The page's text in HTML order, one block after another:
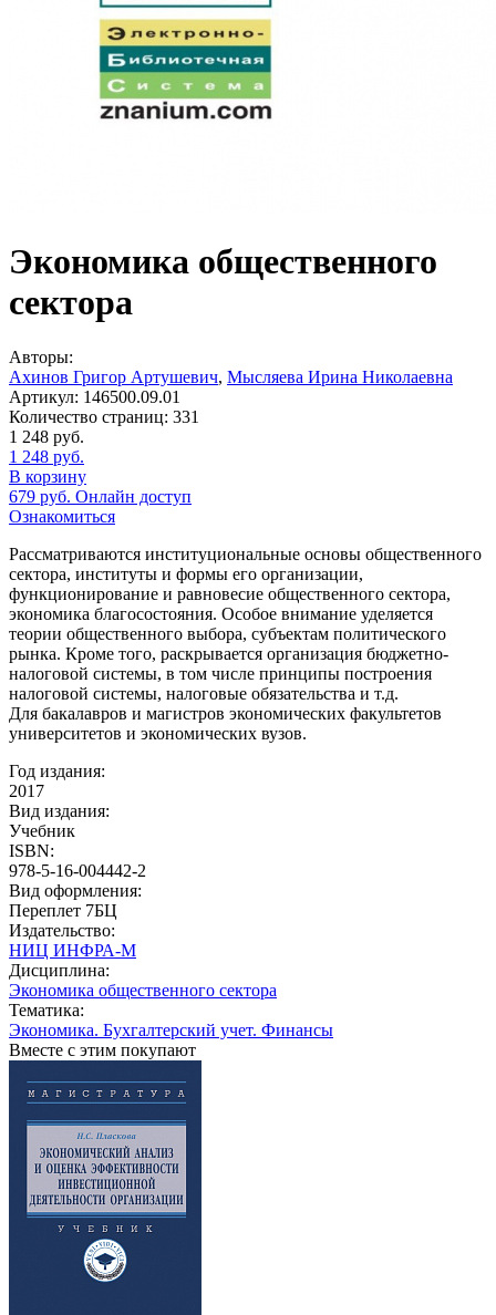
Экономика общественного
сектора
Авторы:
Ахинов Григор Артушевич, Мысляева Ирина Николаевна
Артикул: 146500.09.01
Количество страниц: 331
1 248 руб.
1 248 руб.
В корзину
679 руб. Онлайн доступ
Ознакомиться
Рассматриваются институциональные основы общественного
сектора, институты и формы его организации,
функционирование и равновесие общественного сектора,
экономика благосостояния. Особое внимание уделяется
теории общественного выбора, субъектам политического
рынка. Кроме того, раскрывается организация бюджетно-
налоговой системы, в том числе принципы построения
налоговой системы, налоговые обязательства и т.д.
Для бакалавров и магистров экономических факультетов
университетов и экономических вузов.
Год издания:
2017
Вид издания:
Учебник
ISBN:
978-5-16-004442-2
Вид оформления:
Переплет 7БЦ
Издательство:
НИЦ ИНФРА-М
Дисциплина:
Экономика общественного сектора
Тематика:
Экономика. Бухгалтерский учет. Финансы
Вместе с этим покупают